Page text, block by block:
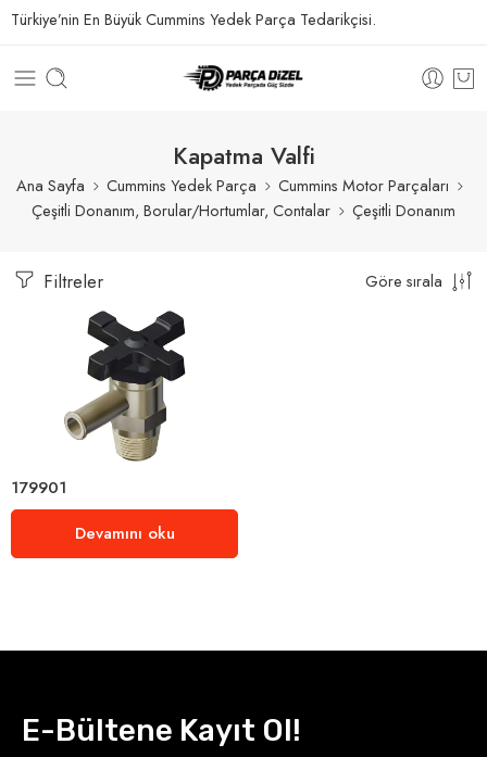
Türkiye’nin En Büyük Cummins Yedek Parça Tedarikçisi.
Kapatma Valfi
Ana Sayfa Cummins Yedek Parça
Cummins Motor Parçaları
Çeşitli Donanım, Borular/Hortumlar, Contalar
Çeşitli Donanım
Filtreler Göre sırala
179901
Devamını oku
E-Bültene Kayıt Ol!